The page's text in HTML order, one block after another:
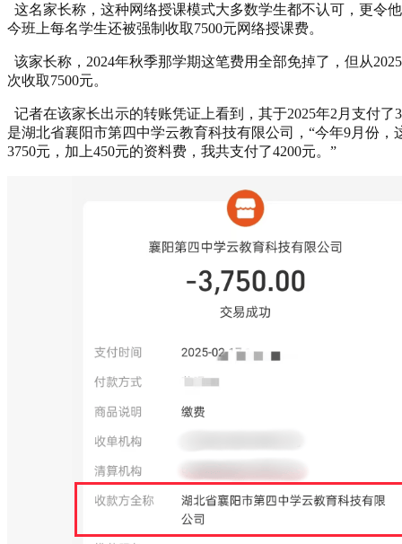
这名家长称，这种网络授课模式大多数学生都不认可，更令
今班上每名学生还被强制收取7500元网络授课费。
该家长称，2024年秋季那学期这笔费用全部免掉了，但从
次收取7500元。
记者在该家长出示的转账凭证上看到，其于2025年2月支付了
是湖北省襄阳市第四中学云教育科技有限公司，“今年9月份，
3750元，加上450元的资料费，我共支付了4200元。”